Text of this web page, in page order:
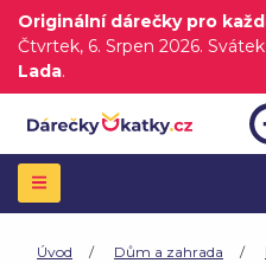
Originální dárečky pro
Čtvrtek, 6. Srpen 2026.
Lada.
Úvod Dům a zahrada